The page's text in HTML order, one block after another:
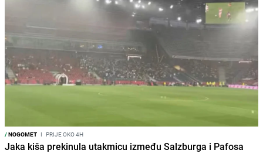
/NOGOMET I PRIJE OKO 4H
Jaka kiša prekinula utakmicu između Salzburga i Pafosa